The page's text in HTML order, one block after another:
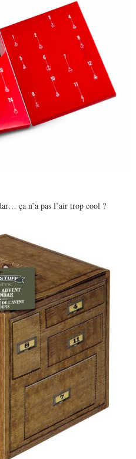
ça n’a pas l’air trop cool ?